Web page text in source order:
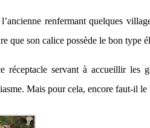
renfermant quelques
que son calice possède le bon type
réceptacle servant à accueillir
Mais pour cela, encore faut-il